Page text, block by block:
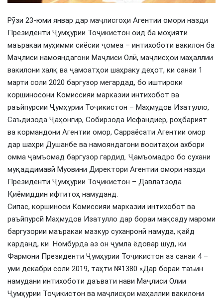
Рӯзи 23-юми январ дар маҷлисгоҳи Агентии омори назди
Президенти Ҷумҳурии Тоҷикистон оид ба моҳияти
маъракаи муҳимми сиёсии ҷомеа – интихоботи вакилон ба
Маҷлиси намояндагони Маҷлиси Олӣ, маҷлисҳои маҳаллии
вакилони халқ ва ҷамоатҳои шаҳраку деҳот, ки санаи 1
марти соли 2020 баргузор мегардад, бо иштироки
коршиносони Комиссияи марказии интихобот ва
раъйпурсии Ҷумҳурии Тоҷикистон – Маҳмудов Изатулло,
Саъдизода Ҷаҳонгир, Собирзода Исфандиёр, роҳбарият
ва кормандони Агентии омор, Сарраёсати Агентии омор
дар шаҳри Душанбе ва намояндагони воситаҳои ахбори
омма ҷамъомад баргузор гардид. Ҷамъомадро бо сухани
муқаддимавӣ Муовини Директори Агентии омори назди
Президенти Ҷумҳурии Тоҷикистон – Давлатзода
Қиёмиддин ифтитоҳ намуданд.
Сипас, коршиноси Комиссияи марказии интихобот ва
раъйпурсӣ Маҳмудов Изатулло дар бораи мақсаду мароми
баргузории маъракаи мазкур суханронӣ намуда, қайд
карданд, ки Номбурда аз он ҷумла ёдовар шуд, ки
Фармони Президенти Ҷумҳурии Тоҷикистон аз санаи 4 –
уми декабри соли 2019, таҳти №1380 «Дар бораи таъин
намудани интихоботи даъвати нави Маҷлиси Олии
Ҷумҳурии Тоҷикистон ва маҷлисҳои маҳаллии вакилони